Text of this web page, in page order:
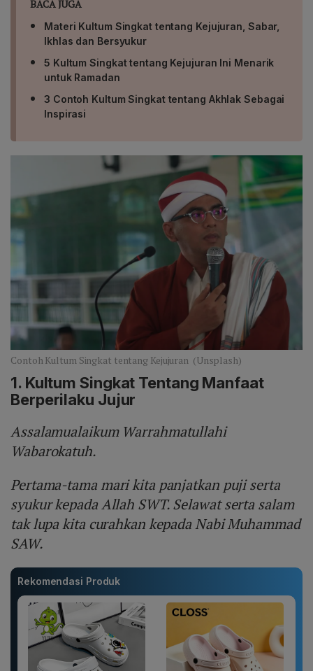
BACA JUGA
Materi Kultum Singkat tentang Kejujuran, Sabar,
Ikhlas dan Bersyukur
5 Kultum Singkat tentang Kejujuran Ini Menarik
untuk Ramadan
3 Contoh Kultum Singkat tentang Akhlak Sebagai
Inspirasi
Contoh Kultum Singkat tentang Kejujuran (Unsplash)
1. Kultum Singkat Tentang Manfaat
Berperilaku Jujur
Assalamualaikum Warrahmatullahi
Wabarokatuh.
Pertama-tama mari kita panjatkan puji serta
syukur kepada Allah SWT. Selawat serta salam
tak lupa kita curahkan kepada Nabi Muhammad
SAW.
Rekomendasi Produk